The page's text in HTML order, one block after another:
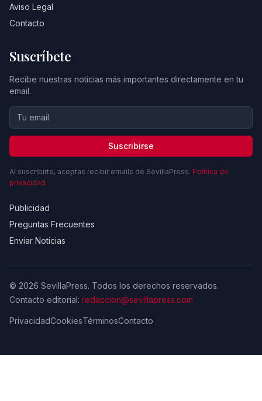
Aviso Legal
Contacto
Suscríbete
Recibe nuestras noticias más importantes directamente en tu
email.
Suscribirse
Al suscribirte, aceptas recibir emails de SevillaPress. Política de
privacidad
Publicidad
Preguntas Frecuentes
Enviar Noticias
© 2026 SevillaPress. Todos los derechos reservados.
Contacto editorial: redaccion@sevillapress.com
PrivacidadCookiesTérminosContacto